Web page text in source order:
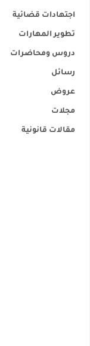
اجتهادات قضائية
تطوير المهارات
دروس ومحاضرات
رسائل
عروض
مجلات
مقالات قانونية